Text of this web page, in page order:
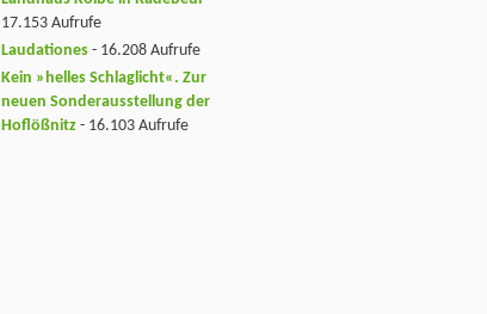
17.153 Aufrufe
Laudationes - 16.208 Aufrufe
Kein »helles Schlaglicht«. Zur
neuen Sonderausstellung der
Hoflößnitz - 16.103 Aufrufe